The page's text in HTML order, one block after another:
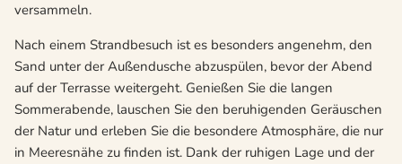
versammeln.
Nach einem Strandbesuch ist es besonders angenehm, den
Sand unter der Außendusche abzuspülen, bevor der Abend
auf der Terrasse weitergeht. Genießen Sie die langen
Sommerabende, lauschen Sie den beruhigenden Geräuschen
der Natur und erleben Sie die besondere Atmosphäre, die nur
in Meeresnähe zu finden ist. Dank der ruhigen Lage und der